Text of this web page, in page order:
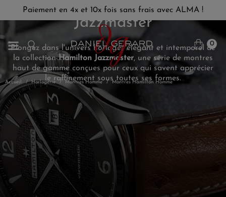
Paiement en 4x et 10x fois sans frais avec ALMA !
0
Accueil Horlogerie Montres Homme Montres Hamilton Homme
Jazzmaster
Plongez dans l'univers horloger élégant et intemporel de
la collectionHamilton Jazzmaster, une série de montres
haut de gamme conçues pour ceux qui savent apprécier
le raffinement sous toutes ses formes.